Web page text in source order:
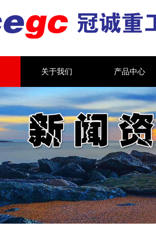
关于我们 产品中心